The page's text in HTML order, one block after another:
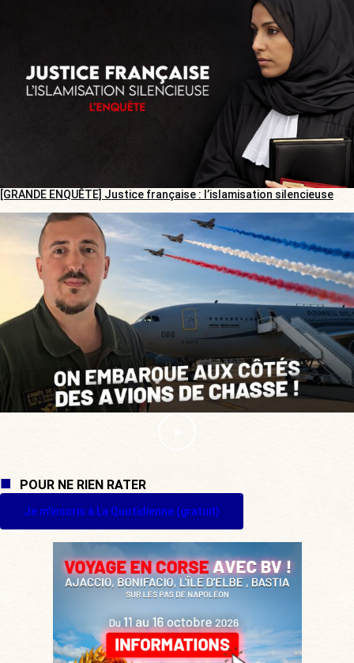
[GRANDE ENQUÊTE] Justice française : l’islamisation silencieuse
POUR NE RIEN RATER
Je m'inscris à La Quotidienne (gratuit)